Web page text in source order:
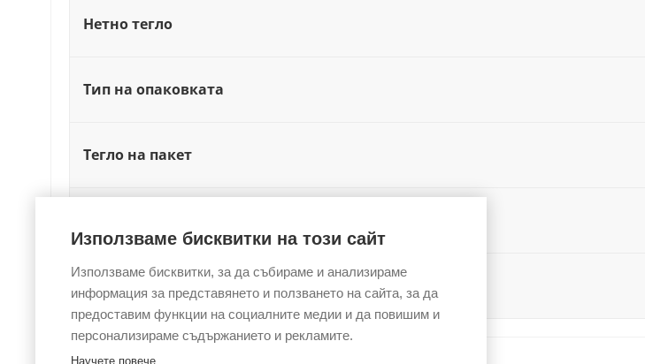
Нетно тегло
Тип на опаковката
Тегло на пакет
Температура за съхраниение (°C)
Използваме бисквитки на този сайт
Използваме бисквитки, за да събираме и анализираме
информация за представянето и ползването на сайта, за да
предоставим функции на социалните медии и да повишим и
персонализираме съдържанието и рекламите.
Научете повече